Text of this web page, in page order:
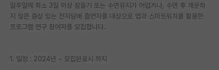
반도체 아카데미
재팬라운지 🌸
일주일에 최소 3일 이상 잠들기 또는 수면유지가 어렵거나, 수면 후 개운하
지 않은 증상 있는 전자담배 흡연자를 대상으로 앱과 스마트워치를 활용한
프로그램 연구 참여자를 모집합니다.
1. 일정 : 2024년 ~ 모집완료시 까지